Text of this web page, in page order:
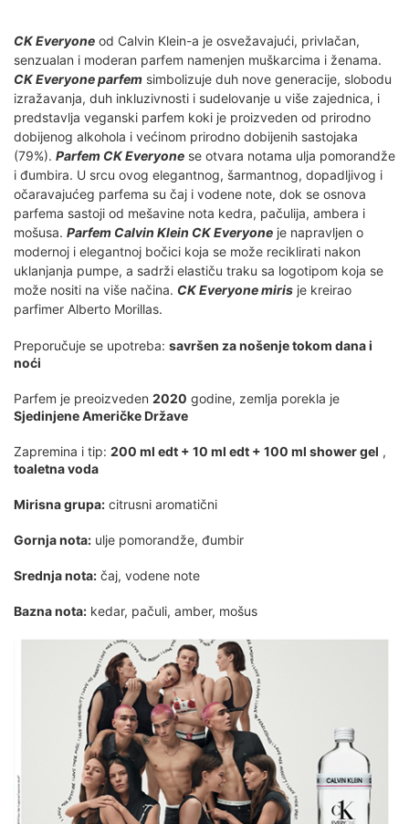
CK Everyone od Calvin Klein-a je osvežavajući, privlačan,
senzualan i moderan parfem namenjen muškarcima i ženama.
CK Everyone parfem simbolizuje duh nove generacije, slobodu
izražavanja, duh inkluzivnosti i sudelovanje u više zajednica, i
predstavlja veganski parfem koki je proizveden od prirodno
dobijenog alkohola i većinom prirodno dobijenih sastojaka
(79%). Parfem CK Everyone se otvara notama ulja pomorandže
i đumbira. U srcu ovog elegantnog, šarmantnog, dopadljivog i
očaravajućeg parfema su čaj i vodene note, dok se osnova
parfema sastoji od mešavine nota kedra, pačulija, ambera i
mošusa. Parfem Calvin Klein CK Everyone je napravljen o
modernoj i elegantnoj bočici koja se može reciklirati nakon
uklanjanja pumpe, a sadrži elastiču traku sa logotipom koja se
može nositi na više načina. CK Everyone miris je kreirao
parfimer Alberto Morillas.
Preporučuje se upotreba: savršen za nošenje tokom dana i
noći
Parfem je preoizveden 2020 godine, zemlja porekla je
Sjedinjene Američke Države
Zapremina i tip: 200 ml edt + 10 ml edt + 100 ml shower gel ,
toaletna voda
Mirisna grupa: citrusni aromatični
Gornja nota: ulje pomorandže, đumbir
Srednja nota: čaj, vodene note
Bazna nota: kedar, pačuli, amber, mošus